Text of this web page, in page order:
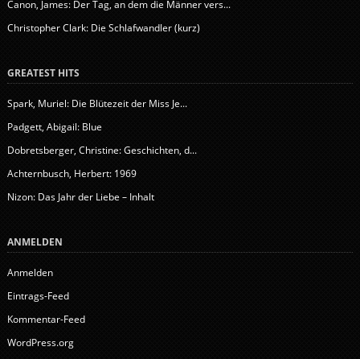
Canon, James: Der Tag, an dem die Männer vers...
Christopher Clark: Die Schlafwandler (kurz)
GREATEST HITS
Spark, Muriel: Die Blütezeit der Miss Je...
Padgett, Abigail: Blue
Dobretsberger, Christine: Geschichten, d...
Achternbusch, Herbert: 1969
Nizon: Das Jahr der Liebe – Inhalt
ANMELDEN
Anmelden
Eintrags-Feed
Kommentar-Feed
WordPress.org